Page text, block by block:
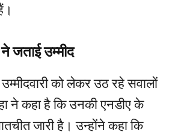
जताई उम्मीद
को लेकर उठ रहे सवालों
ने कहा है कि उनकी एनडीए के
जारी है। उन्होंने कहा कि